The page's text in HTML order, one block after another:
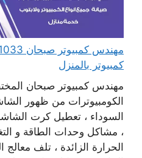
كمبيوتر بالمنزل
مهندس كمبيوتر صبحان
الكومبيوترات من ظهور
السوداء ، تعطيل كرت
، مشاكل وحدات الطاقة و
الحرارة الزائدة ، تلف معالج